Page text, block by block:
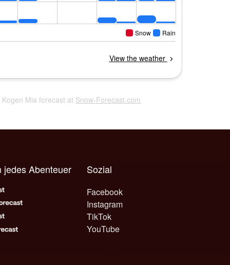
Mia forecast at Snow-Forecast.com
Sozial
Facebook
Instagram
TikTok
YouTube
jedes Abenteuer